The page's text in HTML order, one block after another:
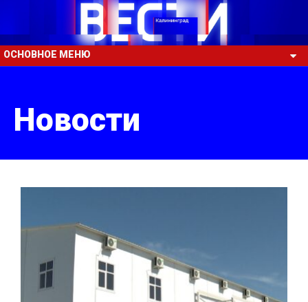
ОСНОВНОЕ МЕНЮ
Новости